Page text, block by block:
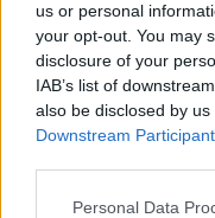
us or personal
your opt-out. You may
disclosure of your
IAB’s list of
also be disclosed by
Downstream
Personal Data
Deloitte Ελλάδος:
της ΔΕΗ για την
ενέργειας
07/08/2026 - 16:38
Στρατηγική
για την ανάπτυξη
τεχνολογιών